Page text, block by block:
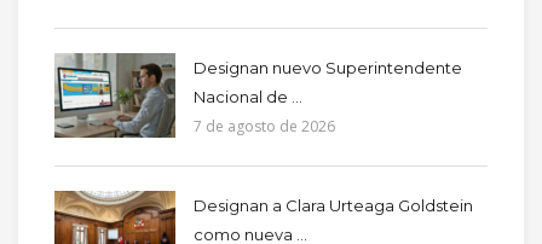
Designan nuevo Superintendente
Nacional de ...
7 de agosto de 2026
Designan a Clara Urteaga Goldstein
como nueva ...